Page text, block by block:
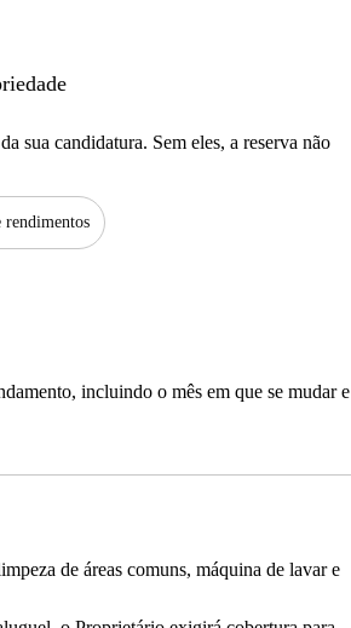
sua candidatura. Sem eles, a reserva não
incluindo o mês em que se mudar e
de áreas comuns, máquina de lavar e